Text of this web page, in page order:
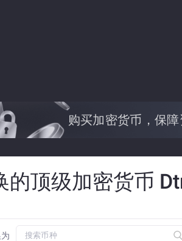
购买加密货币，保
的顶级加密货币